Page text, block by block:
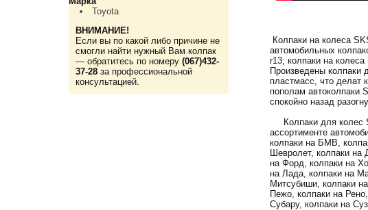
Toyota
ВНИМАНИЕ!
Если вы по какой либо причине не
смогли найти нужный Вам колпак
— обратитесь по номеру (067)432-
37-28 за профессиональной
консультацией.
Колпаки на колеса
автомобильных
r13; колпаки на
Произведены колпаки
пластмасс, что делат
пополам автоколпаки
спокойно назад
Колпаки для колес
ассортименте
колпаки на БМВ,
Шевролет, колпаки на
на Форд, колпаки на
на Лада, колпаки на
Митсубиши, колпаки
Пежо, колпаки на
Субару, колпаки на